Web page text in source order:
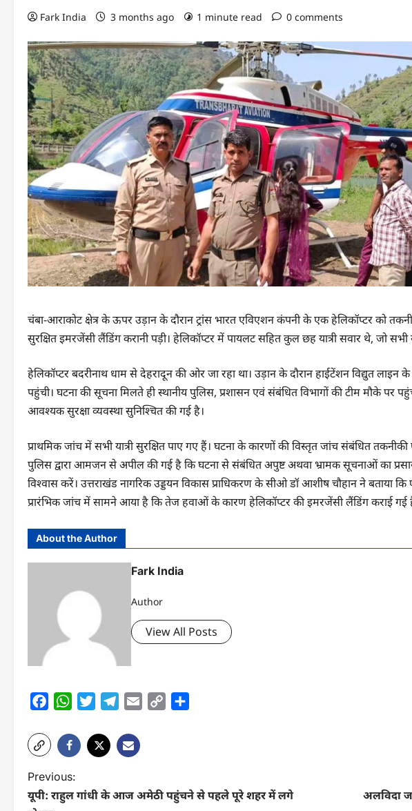
Fark India 3 months ago 1 minute read 0 comments
चंबा-आराकोट क्षेत्र के ऊपर उड़ान के दौरान ट्रांस भारत एविएशन कंपनी के एक हेलिकॉप्टर को
सुरक्षित इमरजेंसी लैंडिंग करानी पड़ी। हेलिकॉप्टर में पायलट सहित कुल छह यात्री सवार थे, जो सभी
हेलिकॉप्टर बदरीनाथ धाम से देहरादून की ओर जा रहा था। उड़ान के दौरान हाईटेंशन विद्युत
पहुंची। घटना की सूचना मिलते ही स्थानीय पुलिस, प्रशासन एवं संबंधित विभागों की टीम मौके पर
आवश्यक सुरक्षा व्यवस्था सुनिश्चित की गई है।
प्राथमिक जांच में सभी यात्री सुरक्षित पाए गए हैं। घटना के कारणों की विस्तृत जांच संबंधित
पुलिस द्वारा आमजन से अपील की गई है कि घटना से संबंधित अपुष्ट अथवा भ्रामक सूचनाओं का
विश्वास करें। उत्तराखंड नागरिक उड्डयन विकास प्राधिकरण के सीओ डॉ आशीष चौहान ने बताया
प्रारंभिक जांच में सामने आया है कि तेज हवाओं के कारण हेलिकॉप्टर की इमरजेंसी लैंडिंग कराई गई
About the Author
Fark India
Author
View All Posts
FacebookWhatsAppTwitterTelegram
Email
Copy
P
o
Previous:
यूपी: राहुल गांधी के आज अमेठी पहुंचने से पहले पूरे शहर में लगे
अलविदा